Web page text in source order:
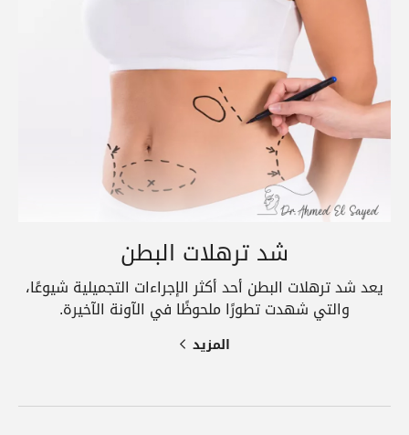
شد ترهلات البطن
يعد شد ترهلات البطن أحد أكثر الإجراءات التجميلية شيوعًا،
والتي شهدت تطورًا ملحوظًا في الآونة الآخيرة.
المزيد